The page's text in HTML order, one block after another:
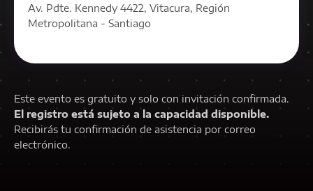
Av. Pdte. Kennedy 4422, Vitacura, Región
Metropolitana - Santiago
Este evento es gratuito y solo con invitación confirmada.
El registro está sujeto a la capacidad disponible.
Recibirás tu confirmación de asistencia por correo
electrónico.